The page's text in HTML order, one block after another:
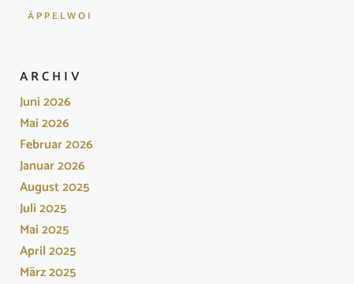
ÄPPELWOI
ARCHIV
Juni 2026
Mai 2026
Februar 2026
Januar 2026
August 2025
Juli 2025
Mai 2025
April 2025
März 2025